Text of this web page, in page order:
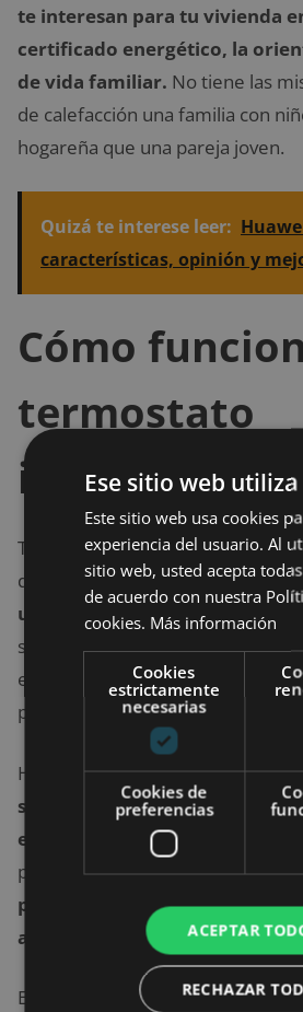
te interesan para tu vivienda
certificado energético, la
de vida familiar. No tiene las
de calefacción una familia con
hogareña que una pareja joven.
Quizá te interese leer:
características, opinión y
Cómo
termostato
inteligente
Tanto en las viviendas privadas
de trabajo,encontrar la
una estancia es complejo
. No
sienten el frío y el calor de igual
encontrar el punto intermedio,
para todos hasta ahora se
Hasta ahora. Los termostatos
sensores que toman datos
estancia
para aprender de la
programas para esas
programaciones futuras de
apagar la calefacción.
Estos sensores también reciben
Ese sitio web
Este sitio web usa cookies
experiencia del usuario. Al
sitio web, usted acepta
de acuerdo con nuestra
cookies. Más información
Cookies
estrictamente
necesarias
Cookies de
preferencias
ACEPTAR
RECHAZAR